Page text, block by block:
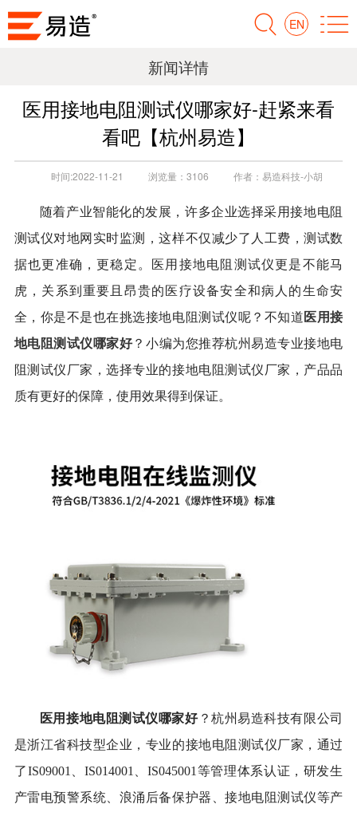
EN
新闻详情
医用接地电阻测试仪哪家好-赶紧来看
看吧【杭州易造】
时间:2022-11-21 浏览量： 3106 作者： 易造科技-小胡
随着产业智能化的发展，许多企业选择采用接地电阻
测试仪对地网实时监测，这样不仅减少了人工费，测试数
据也更准确，更稳定。医用接地电阻测试仪更是不能马
虎，关系到重要且昂贵的医疗设备安全和病人的生命安
全，你是不是也在挑选接地电阻测试仪呢？不知道医用接
地电阻测试仪哪家好？小编为您推荐杭州易造专业接地电
阻测试仪厂家，选择专业的接地电阻测试仪厂家，产品品
质有更好的保障，使用效果得到保证。
医用接地电阻测试仪哪家好？杭州易造科技有限公司
是浙江省科技型企业，专业的接地电阻测试仪厂家，通过
了IS09001、IS014001、IS045001等管理体系认证，研发生
产雷电预警系统、浪涌后备保护器、接地电阻测试仪等产